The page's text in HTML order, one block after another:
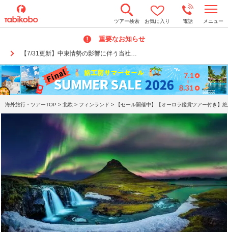
ツアー検索 お気に入り 電話 メニュー
重要なお知らせ
【7/31更新】中東情勢の影響に伴う当社…
o
n
a
v
i
g
a
t
i
海外旅行・ツアーTOP > 北欧 > フィンランド > 【セール開催中】【オーロラ鑑賞ツアー付き